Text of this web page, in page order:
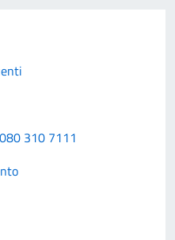
310 7111